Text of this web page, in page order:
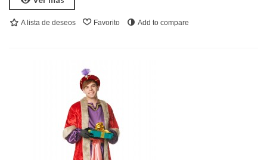
A lista de deseos Favorito Add to compare